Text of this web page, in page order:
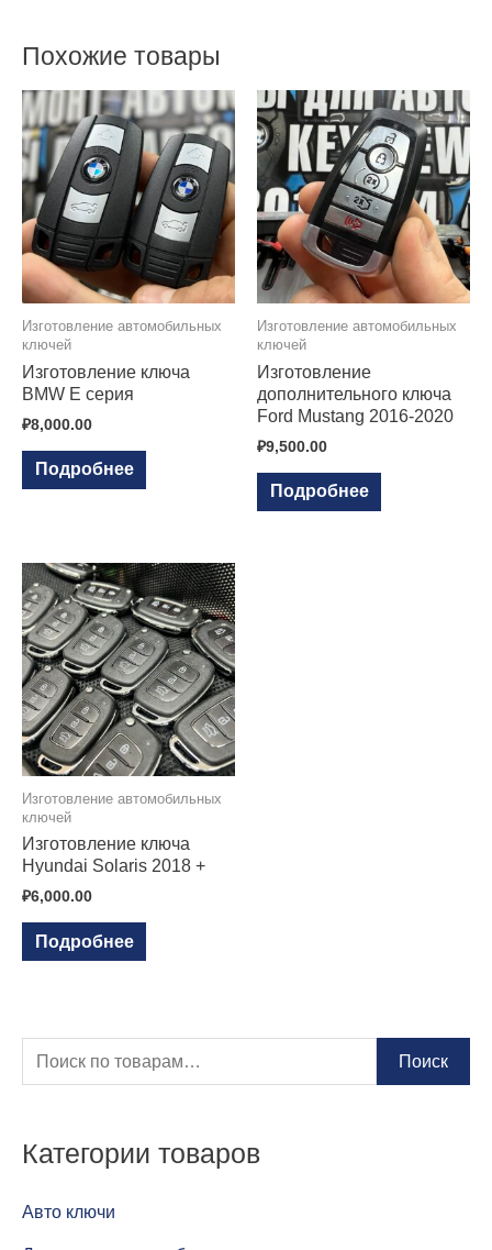
Похожие товары
Изготовление автомобильных
ключей
Изготовление ключа
BMW E серия
₽8,000.00
Подробнее
Изготовление автомобильных
ключей
Изготовление
дополнительного ключа
Ford Mustang 2016-2020
₽9,500.00
Подробнее
Изготовление автомобильных
ключей
Изготовление ключа
Hyundai Solaris 2018 +
₽6,000.00
Подробнее
с
а
ь
Поиск
Категории товаров
Авто ключи